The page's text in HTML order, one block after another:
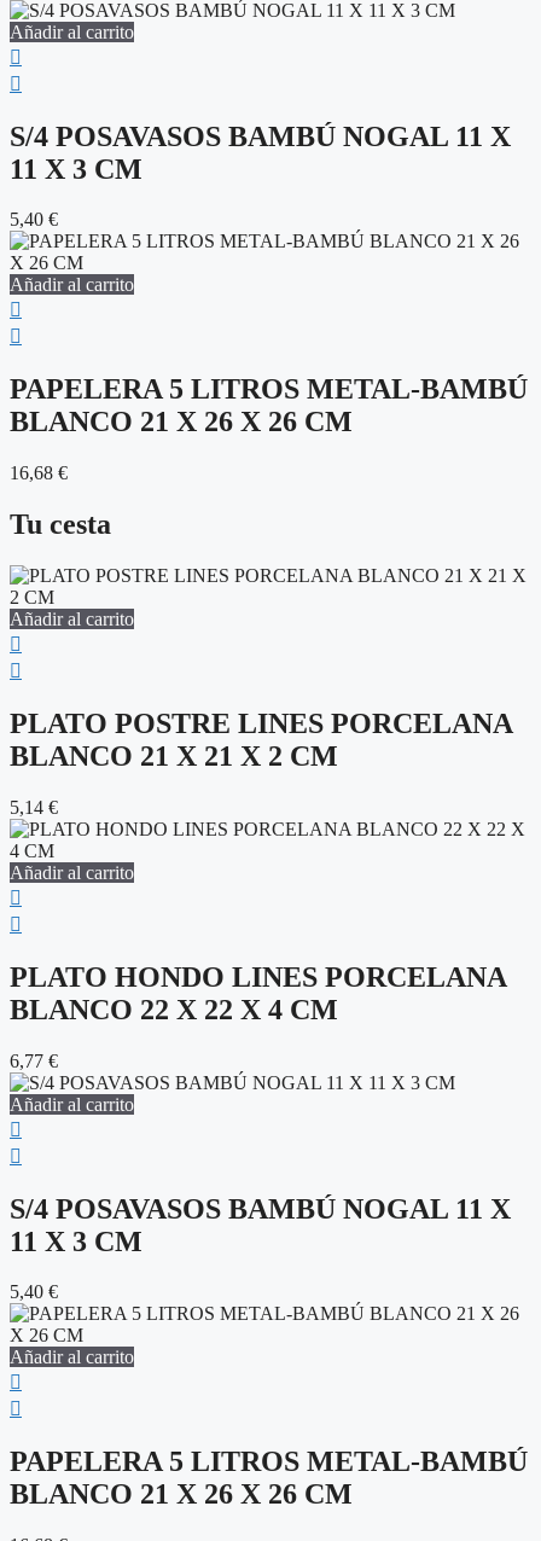
Añadir al carrito
S/4 POSAVASOS BAMBÚ NOGAL 11 X
11 X 3 CM
5,40 €
Añadir al carrito
PAPELERA 5 LITROS METAL-BAMBÚ
BLANCO 21 X 26 X 26 CM
16,68 €
Tu cesta
Añadir al carrito
PLATO POSTRE LINES PORCELANA
BLANCO 21 X 21 X 2 CM
5,14 €
Añadir al carrito
PLATO HONDO LINES PORCELANA
BLANCO 22 X 22 X 4 CM
6,77 €
Añadir al carrito
S/4 POSAVASOS BAMBÚ NOGAL 11 X
11 X 3 CM
5,40 €
Añadir al carrito
PAPELERA 5 LITROS METAL-BAMBÚ
BLANCO 21 X 26 X 26 CM